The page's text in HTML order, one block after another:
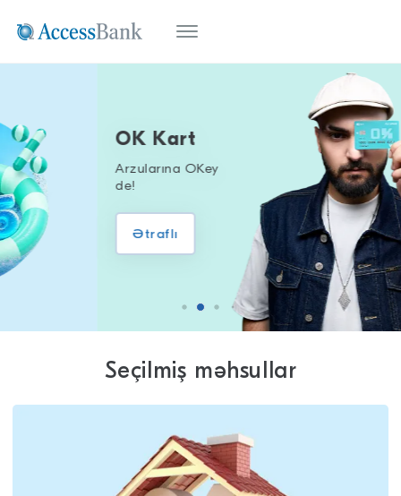
OK Kart
Arzularına OKey
de!
Ətraflı
Seçilmiş məhsullar